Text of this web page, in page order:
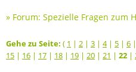
» Forum: Spezielle Fragen zum
Gehe zu Seite: ( 1 | 2 | 3 | 4| 5 | 6 |
15 | 16 | 17 | 18 | 19 | 20 | 21 | 22 |